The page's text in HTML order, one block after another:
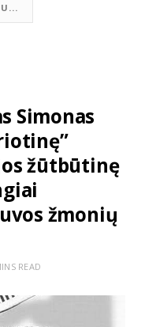
Simonas
žūtbūtinę
žmonių
READ